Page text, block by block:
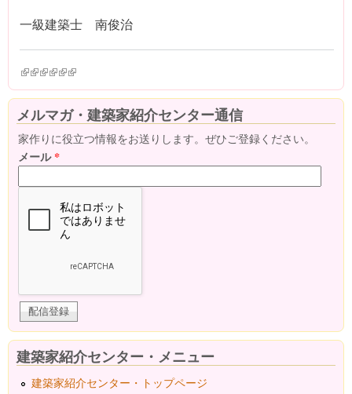
一級建築士 南俊治
(link is external)
(link is external)
(link is external)
(link is external)
(link is external)
(link is external)
メルマガ・建築家紹介センター通信
家作りに役立つ情報をお送りします。ぜひご登録ください。
メール*
建築家紹介センター・メニュー
建築家紹介センター・トップページ